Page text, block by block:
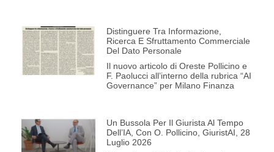
Distinguere Tra Informazione,
Ricerca E Sfruttamento Commerciale
Del Dato Personale
Il nuovo articolo di Oreste Pollicino e
F. Paolucci all’interno della rubrica “AI
Governance” per Milano Finanza
Un Bussola Per Il Giurista Al Tempo
Dell’IA, Con O. Pollicino, GiuristAI, 28
Luglio 2026